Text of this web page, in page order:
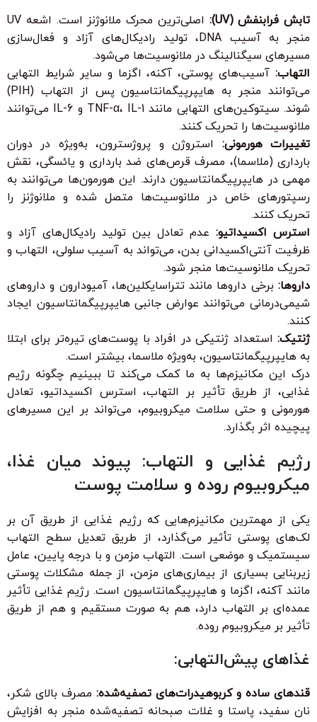
تابش فرابنفش (UV):
اصلی‌ترین محرک ملانوژنز است. اشعه UV
منجر به آسیب DNA، تولید رادیکال‌های آزاد و فعال‌سازی
مسیرهای سیگنالینگ در ملانوسیت‌ها می‌شود.
التهاب: آسیب‌های پوستی، آکنه، اگزما و سایر شرایط التهابی
می‌توانند منجر به هایپرپیگمانتاسیون پس از التهاب (PIH)
شوند. سیتوکین‌های التهابی مانند TNF-α، IL-1 و IL-6 می‌توانند
ملانوسیت‌ها را تحریک کنند.
تغییرات هورمونی: استروژن و پروژسترون، به‌ویژه در دوران
بارداری (ملاسما)، مصرف قرص‌های ضد بارداری و یائسگی، نقش
مهمی در هایپرپیگمانتاسیون دارند. این هورمون‌ها می‌توانند به
رسپتورهای خاص در ملانوسیت‌ها متصل شده و ملانوژنز را
تحریک کنند.
استرس اکسیداتیو: عدم تعادل بین تولید رادیکال‌های آزاد و
ظرفیت آنتی‌اکسیدانی بدن، می‌تواند به آسیب سلولی، التهاب و
تحریک ملانوسیت‌ها منجر شود.
داروها: برخی داروها مانند تتراسایکلین‌ها، آمیودارون و داروهای
شیمی‌درمانی می‌توانند عوارض جانبی هایپرپیگمانتاسیون ایجاد
کنند.
ژنتیک: استعداد ژنتیکی در افراد با پوست‌های تیره‌تر برای ابتلا
به هایپرپیگمانتاسیون، به‌ویژه ملاسما، بیشتر است.
درک این مکانیزم‌ها به ما کمک می‌کند تا ببینیم چگونه رژیم
غذایی، از طریق تأثیر بر التهاب، استرس اکسیداتیو، تعادل
هورمونی و حتی سلامت میکروبیوم، می‌تواند بر این مسیرهای
پیچیده اثر بگذارد.
رژیم غذایی و التهاب: پیوند میان غذا،
میکروبیوم روده و سلامت پوست
یکی از مهمترین مکانیزم‌هایی که رژیم غذایی از طریق آن بر
لک‌های پوستی تأثیر می‌گذارد، از طریق تعدیل سطح التهاب
سیستمیک و موضعی است. التهاب مزمن و با درجه پایین، عامل
زیربنایی بسیاری از بیماری‌های مزمن، از جمله مشکلات پوستی
مانند آکنه، اگزما و هایپرپیگمانتاسیون است. رژیم غذایی تأثیر
عمده‌ای بر التهاب دارد، هم به صورت مستقیم و هم از طریق
تأثیر بر میکروبیوم روده.
غذاهای پیش‌التهابی:
قندهای ساده و کربوهیدرات‌های تصفیه‌شده: مصرف بالای شکر،
نان سفید، پاستا و غلات صبحانه تصفیه‌شده منجر به افزایش